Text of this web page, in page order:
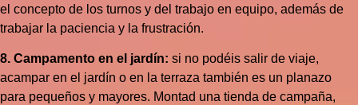
el concepto de los turnos y del trabajo en equipo, además de
trabajar la paciencia y la frustración.
8. Campamento en el jardín: si no podéis salir de viaje,
acampar en el jardín o en la terraza también es un planazo
para pequeños y mayores. Montad una tienda de campaña,